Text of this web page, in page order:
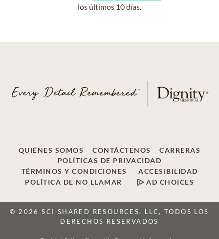
los últimos 10 días.
QUIÉNES SOMOS CONTÁCTENOS
CARRERAS
POLÍTICAS DE PRIVACIDAD
TÉRMINOS Y CONDICIONES
ACCESIBILIDAD
POLÍTICA DE NO LLAMAR
AD CHOICES
© 2026 SCI SHARED RESOURCES, LLC, TODOS LOS
DERECHOS RESERVADOS